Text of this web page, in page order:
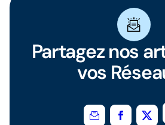
Partagez nos
vos